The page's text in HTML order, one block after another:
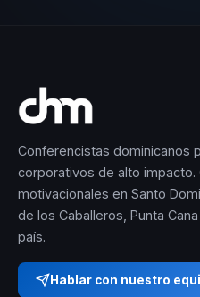
Conferencistas dominicanos
corporativos de alto impacto.
motivacionales en Santo
de los Caballeros, Punta
país.
Hablar con nuestro